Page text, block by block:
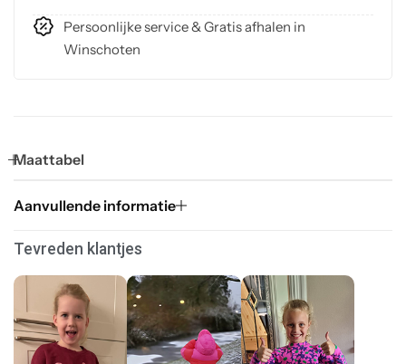
Persoonlijke service & Gratis afhalen in
Winschoten
Maattabel
Aanvullende informatie
Tevreden klantjes